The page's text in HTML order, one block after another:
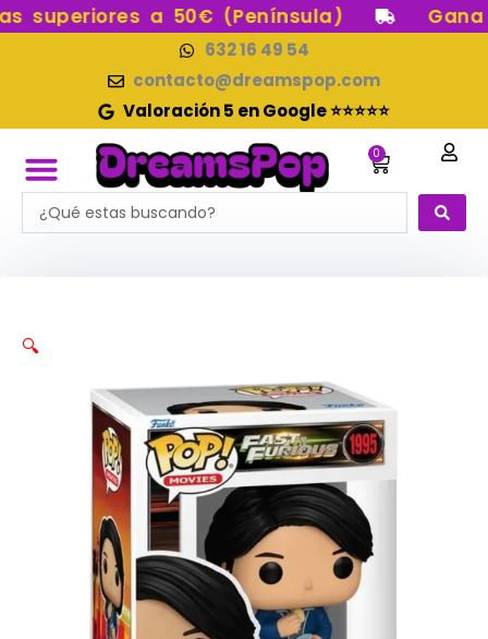
Ir
a 50€ (Península) Gana
632 16 49 54
contacto@dreamspop.com
Valoración 5 en Google ⭐⭐⭐⭐⭐
0
Carrito
Search
...
🔍